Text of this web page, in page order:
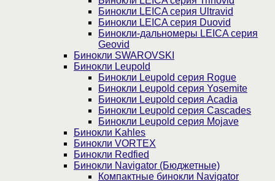
Бинокли LEICA серия Ultravid
Бинокли LEICA серия Duovid
Бинокли-дальномеры LEICA серия
Geovid
Бинокли SWAROVSKI
Бинокли Leupold
Бинокли Leupold серия Rogue
Бинокли Leupold серия Yosemite
Бинокли Leupold серия Acadia
Бинокли Leupold серия Cascades
Бинокли Leupold серия Mojave
Бинокли Kahles
Бинокли VORTEX
Бинокли Redfied
Бинокли Navigator (Бюджетные)
Компактные бинокли Navigator